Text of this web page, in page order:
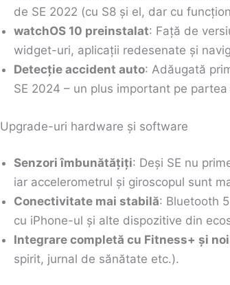
de SE 2022 (cu S8 și el, dar cu
watchOS 10 preinstalat: Față de
widget-uri, aplicații redesenate și
Detecție accident auto: Adăugată
SE 2024 – un plus important pe
Upgrade-uri hardware și software
Senzori îmbunătățiți: Deși SE nu
iar accelerometrul și giroscopul sunt
Conectivitate mai stabilă: Bluetooth
cu iPhone-ul și alte dispozitive din
Integrare completă cu Fitness+ și
spirit, jurnal de sănătate etc.).